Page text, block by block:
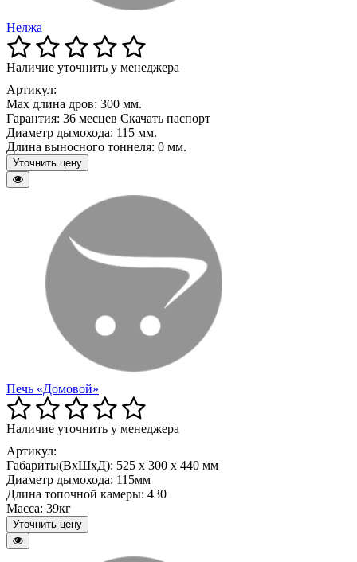
Нелжа
Наличие уточнить у менеджера
Артикул:
Max длина дров: 300 мм.
Гарантия: 36 месцев Скачать паспорт
Диаметр дымохода: 115 мм.
Длина выносного тоннеля: 0 мм.
Уточнить цену
Печь «Домовой»
Наличие уточнить у менеджера
Артикул:
Габариты(ВxШxД): 525 x 300 x 440 мм
Диаметр дымохода: 115мм
Длина топочной камеры: 430
Масса: 39кг
Уточнить цену